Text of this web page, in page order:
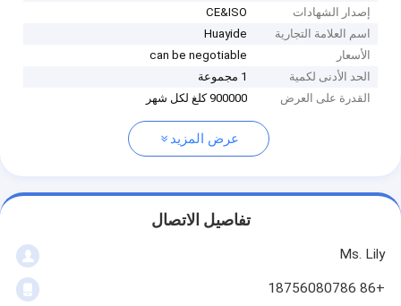
إصدار الشهادات
CE&ISO
اسم العلامة التجارية
Huayide
الأسعار
can be negotiable
الحد الأدنى لكمية
1 مجموعة
القدرة على العرض
900000 كلغ لكل شهر
عرض المزيد
تفاصيل الاتصال
Ms. Lily
+86 18756080786